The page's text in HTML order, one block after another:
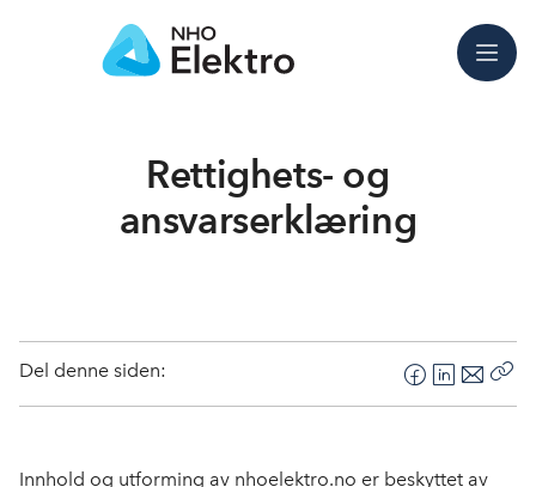
Meny
Rettighets- og
ansvarserklæring
Del denne siden:
F
a
e
L
i
k
E
-
o
Innhold og utforming av nhoelektro.no er beskyttet av